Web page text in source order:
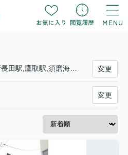
神戸駅,兵庫駅,和田岬駅,新長田駅,鷹取駅,須磨海浜公園駅,須磨駅,塩屋駅,垂水駅,舞子駅,朝霧駅,明石駅,西明石駅,大久保駅,魚住駅,土山駅,東加古川駅,加古川駅,宝殿駅,曽根駅,ひめじ別所駅,御着駅,東姫路駅,姫路駅,手柄山平和公園駅,英賀保駅,はりま勝原駅,網干駅,竜野駅,相生駅,有年駅,上郡駅,三石駅,吉永駅,和気駅,熊山駅,万富駅,瀬戸駅,上道駅,東岡山駅,高島駅,西川原駅,岡山駅,北長瀬駅,庭瀬駅,中庄駅,倉敷駅,西阿知駅,新倉敷駅,金光駅,鴨方駅,里庄駅,笠岡駅,大門駅,東福山駅,福山駅,備後赤坂駅,松永駅,東尾道駅,尾道駅,糸崎駅,三原駅,本郷駅,河内駅,入野駅,白市駅,西高屋駅,西条駅,寺家駅,八本松駅,瀬野駅,中野東駅,安芸中野駅,海田市駅,向洋駅,天神川駅,広島駅,新白島駅,横川駅,西広島駅,新井口駅,五日市駅,廿日市駅,宮内串戸駅,阿品駅,宮島口駅,前空駅,大野浦駅,玖波駅,大竹駅,和木駅,岩国駅,南岩国駅,藤生駅,通津駅,由宇駅,神代駅,大畠駅,柳井港駅,柳井駅,田布施駅,岩田駅,島田駅,光駅,下松駅,櫛ケ浜駅,徳山駅,新南陽駅,福川駅,戸田駅,富海駅,防府駅,大道駅,四辻駅,新山口駅,嘉川駅,本由良駅,厚東駅,宇部駅,小野田駅,厚狭駅,埴生駅,小月駅,長府駅,新下関駅,幡生駅,下関駅,門司駅 変更
変更